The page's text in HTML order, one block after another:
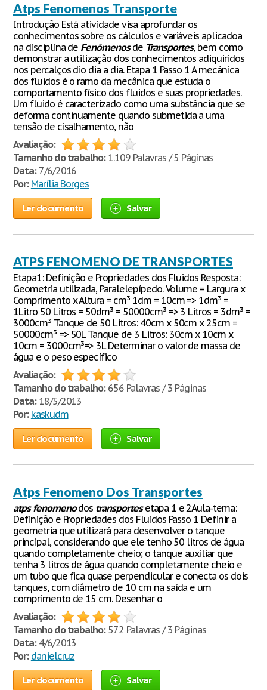
Atps Fenomenos Transporte
Introdução Está atividade visa aprofundar os
conhecimentos sobre os cálculos e variáveis aplicadoa
na disciplina de Fenômenosde Transportes, bem como
demonstrar a utilização dos conhecimentos adiquiridos
nos percalços dio dia a dia. Etapa 1 Passo 1 A mecânica
dos fluidos é o ramo da mecânica que estuda o
comportamento físico dos fluidos e suas propriedades.
Um fluido é caracterizado como uma substância que se
deforma continuamente quando submetida a uma
tensão de cisalhamento, não
Avaliação:
Tamanho do trabalho:1.109 Palavras / 5 Páginas
Data:7/6/2016
Por: Marília Borges
Ler documento Salvar
ATPS FENOMENO DE TRANSPORTES
Etapa1: Definição e Propriedades dos Fluidos Resposta:
Geometria utilizada, Paralelepípedo. Volume = Largura x
Comprimento x Altura = cm³ 1dm = 10cm => 1dm³ =
1Litro 50 Litros = 50dm³ = 50000cm³ => 3 Litros = 3dm³ =
3000cm³ Tanque de 50 Litros: 40cm x 50cm x 25cm =
50000cm³ => 50L Tanque de 3 Litros: 30cm x 10cm x
10cm = 3000cm³=> 3L Determinar o valor de massa de
água e o peso específico
Avaliação:
Tamanho do trabalho:656 Palavras / 3 Páginas
Data:18/5/2013
Por: kaskudm
Ler documento Salvar
Atps Fenomeno Dos Transportes
atps fenomenodos transportesetapa 1 e 2Aula-tema:
Definição e Propriedades dos Fluidos Passo 1 Definir a
geometria que utilizará para desenvolver o tanque
principal, considerando que ele tenho 50 litros de água
quando completamente cheio; o tanque auxiliar que
tenha 3 litros de água quando completamente cheio e
um tubo que fica quase perpendicular e conecta os dois
tanques, com diâmetro de 10 cm na saída e um
comprimento de 15 cm. Desenhar o
Avaliação:
Tamanho do trabalho:572 Palavras / 3 Páginas
Data:4/6/2013
Por: danielcruz
Ler documento Salvar